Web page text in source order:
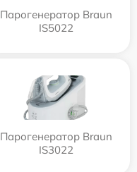
Парогенератор Braun
IS5022
Парогенератор Braun
IS3022